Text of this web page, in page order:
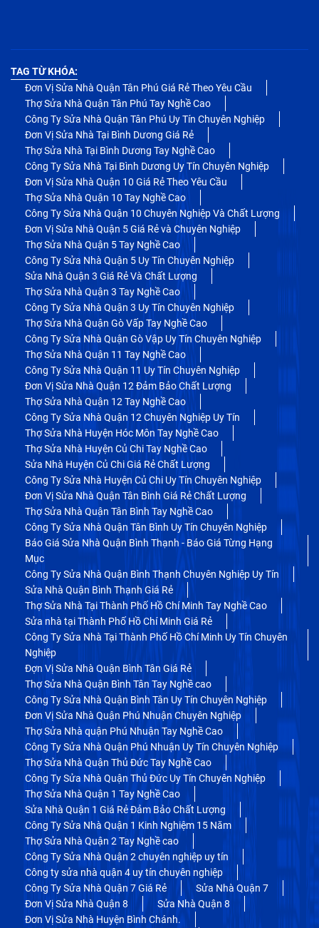
TAG TỪ KHÓA:
Đơn Vị Sửa Nhà Quận Tân Phú Giá Rẻ Theo Yêu Cầu
Thợ Sửa Nhà Quận Tân Phú Tay Nghề Cao
Công Ty Sửa Nhà Quận Tân Phú Uy Tín Chuyên Nghiệp
Đơn Vị Sửa Nhà Tại Bình Dương Giá Rẻ
Thợ Sửa Nhà Tại Bình Dương Tay Nghề Cao
Công Ty Sửa Nhà Tại Bình Dương Uy Tín Chuyên Nghiệp
Đơn Vị Sửa Nhà Quận 10 Giá Rẻ Theo Yêu Cầu
Thợ Sửa Nhà Quận 10 Tay Nghề Cao
Công Ty Sửa Nhà Quận 10 Chuyên Nghiệp Và Chất Lượng
Đơn Vị Sửa Nhà Quận 5 Giá Rẻ và Chuyên Nghiệp
Thợ Sửa Nhà Quận 5 Tay Nghề Cao
Công Ty Sửa Nhà Quận 5 Uy Tín Chuyên Nghiệp
Sửa Nhà Quận 3 Giá Rẻ Và Chất Lượng
Thợ Sửa Nhà Quận 3 Tay Nghề Cao
Công Ty Sửa Nhà Quận 3 Uy Tín Chuyên Nghiệp
Thợ Sửa Nhà Quận Gò Vấp Tay Nghề Cao
Công Ty Sửa Nhà Quận Gò Vập Uy Tín Chuyên Nghiệp
Thợ Sửa Nhà Quận 11 Tay Nghề Cao
Công Ty Sửa Nhà Quận 11 Uy Tín Chuyên Nghiệp
Đơn Vị Sửa Nhà Quận 12 Đảm Bảo Chất Lượng
Thợ Sửa Nhà Quận 12 Tay Nghề Cao
Công Ty Sửa Nhà Quận 12 Chuyên Nghiệp Uy Tín
Thợ Sửa Nhà Huyện Hóc Môn Tay Nghề Cao
Thợ Sửa Nhà Huyện Củ Chi Tay Nghề Cao
Sửa Nhà Huyện Củ Chi Giá Rẻ Chất Lượng
Công Ty Sửa Nhà Huyện Củ Chi Uy Tín Chuyên Nghiệp
Đơn Vị Sửa Nhà Quận Tân Bình Giá Rẻ Chất Lượng
Thợ Sửa Nhà Quận Tân Bình Tay Nghề Cao
Công Ty Sửa Nhà Quận Tân Bình Uy Tín Chuyên Nghiệp
Báo Giá Sửa Nhà Quận Bình Thạnh - Báo Giá Từng Hạng
Mục
Công Ty Sửa Nhà Quận Bình Thạnh Chuyên Nghiệp Uy Tín
Sửa Nhà Quận Bình Thạnh Giá Rẻ
Thợ Sửa Nhà Tại Thành Phố Hồ Chí Minh Tay Nghề Cao
Sửa nhà tại Thành Phố Hồ Chí Minh Giá Rẻ
Công Ty Sửa Nhà Tại Thành Phố Hồ Chí Minh Uy Tín Chuyên
Nghiệp
Đợn Vị Sửa Nhà Quận Bình Tân Giá Rẻ
Thợ Sửa Nhà Quận Bình Tân Tay Nghề cao
Công Ty Sửa Nhà Quận Bình Tân Uy Tín Chuyên Nghiệp
Đơn Vị Sửa Nhà Quận Phú Nhuận Chuyên Nghiệp
Thợ Sửa Nhà quận Phú Nhuận Tay Nghề Cao
Công Ty Sửa Nhà Quận Phú Nhuận Uy Tín Chuyên Nghiệp
Thợ Sửa Nhà Quận Thủ Đức Tay Nghề Cao
Công Ty Sửa Nhà Quận Thủ Đức Uy Tín Chuyên Nghiệp
Thợ Sửa Nhà Quận 1 Tay Nghề Cao
Sửa Nhà Quận 1 Giá Rẻ Đảm Bảo Chất Lượng
Công Ty Sửa Nhà Quận 1 Kinh Nghiệm 15 Năm
Thợ Sửa Nhà Quận 2 Tay Nghề cao
Công Ty Sửa Nhà Quận 2 chuyên nghiệp uy tín
Công ty sửa nhà quận 4 uy tín chuyên nghiệp
Công Ty Sửa Nhà Quận 7 Giá Rẻ
Sửa Nhà Quận 7
Đơn Vị Sửa Nhà Quận 8
Sửa Nhà Quận 8
Đơn Vị Sửa Nhà Huyện Bình Chánh.